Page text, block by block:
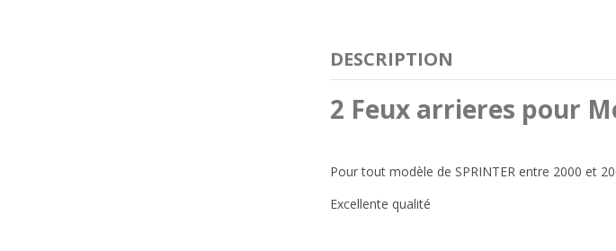
DESCRIPTION
2 Feux arrieres pour
Pour tout modèle de SPRINTER entre 2000 et
Excellente qualité